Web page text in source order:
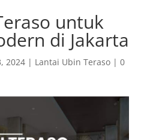
untuk
di Jakarta
2024| Lantai Ubin Teraso| 0